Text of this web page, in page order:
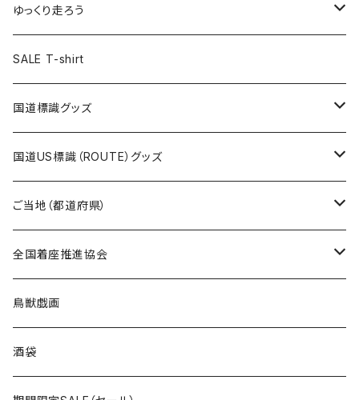
トートバッグ
ランチバッグ
エコバッグ
クリアファイル
キーホルダー
クリアファイル
Tシャツ
ステッカー
サコッシュ
ホテルキーホルダー
モーテルキーホルダー
トートバッグ
クリアファイル
マスク
エコバッグ
千葉ロッテマリーンズコラボ
エコバッグ
ステッカー
モーテルキーホルダー
ホテルキーホルダー
トートバッグ
キャップ
ステッカー
ホテルキーホルダー
Tシャツ
キャップ
ステッカー
ゆっくり走ろう
Tシャツ
ステッカー
ホテルキーホルダー
SALE T-shirt
国道標識グッズ
ステッカー
国道0～99号線
国道100～199号線
Tシャツ
キャップ
国道US標識（ROUTE）グッズ
ステッカー
ROUTE 0～99号線
ROUTE100～199号線
Tシャツ
ROUTE 0～99号線
ROUTE 100～199号線
キャップ
ROUTE 0～99号線
ROUTE 100～199号線
ご当地（都道府県）
北海道
青森県
岩手県
全国着座推進協会
ステッカー
鳥獣戯画
酒袋